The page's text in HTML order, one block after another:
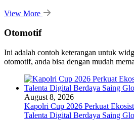
View More
Otomotif
Ini adalah contoh keterangan untuk
otomotif, anda bisa dengan mudah
August 8, 2026
Kapolri Cup 2026 Perkuat
Talenta Digital Berdaya Saing